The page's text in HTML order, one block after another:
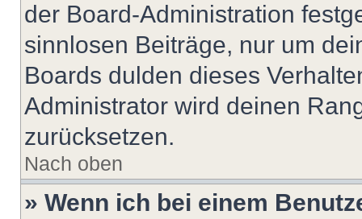
der Board-Administration
sinnlosen Beiträge, nur um
Boards dulden dieses
Administrator wird deinen
zurücksetzen.
Nach oben
» Wenn ich bei einem